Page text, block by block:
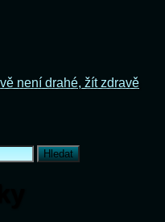
není drahé, žít zdravě